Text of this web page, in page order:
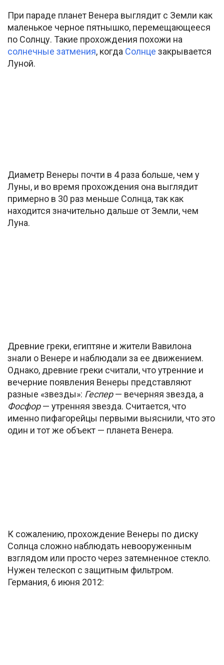
При параде планет Венера выглядит с Земли как
маленькое черное пятнышко, перемещающееся
по Солнцу. Такие прохождения похожи на
солнечные затмения, когда Солнце закрывается
Луной.
Диаметр Венеры почти в 4 раза больше, чем у
Луны, и во время прохождения она выглядит
примерно в 30 раз меньше Солнца, так как
находится значительно дальше от Земли, чем
Луна.
Древние греки, египтяне и жители Вавилона
знали о Венере и наблюдали за ее движением.
Однако, древние греки считали, что утренние и
вечерние появления Венеры представляют
разные «звезды»: Геспер— вечерняя звезда, а
Фосфор— утренняя звезда. Считается, что
именно пифагорейцы первыми выяснили, что это
один и тот же объект — планета Венера.
К сожалению, прохождение Венеры по диску
Солнца сложно наблюдать невооруженным
взглядом или просто через затемненное стекло.
Нужен телескоп с защитным фильтром.
Германия, 6 июня 2012: